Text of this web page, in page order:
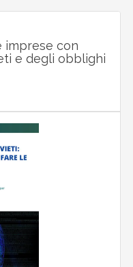
imprese con
e degli obblighi